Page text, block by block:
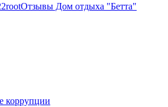
Автор
rootРубрики
Отзывы Дом отдыха "Бетта"
коррупции